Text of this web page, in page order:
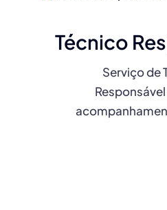
Técnico
Serviço de